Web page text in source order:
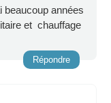
années
et chauffage
Répondre